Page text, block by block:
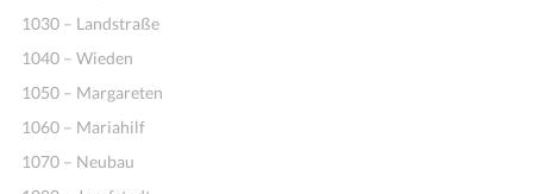
1030 – Landstraße
1040 – Wieden
1050 – Margareten
1060 – Mariahilf
1070 – Neubau